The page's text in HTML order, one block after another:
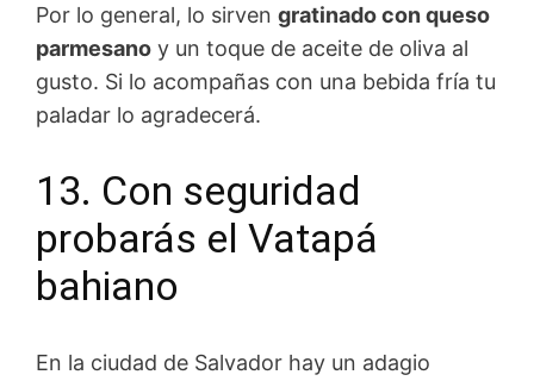
Por lo general, lo sirven gratinado con queso
parmesano y un toque de aceite de oliva al
gusto. Si lo acompañas con una bebida fría tu
paladar lo agradecerá.
13. Con seguridad
probarás el Vatapá
bahiano
En la ciudad de Salvador hay un adagio